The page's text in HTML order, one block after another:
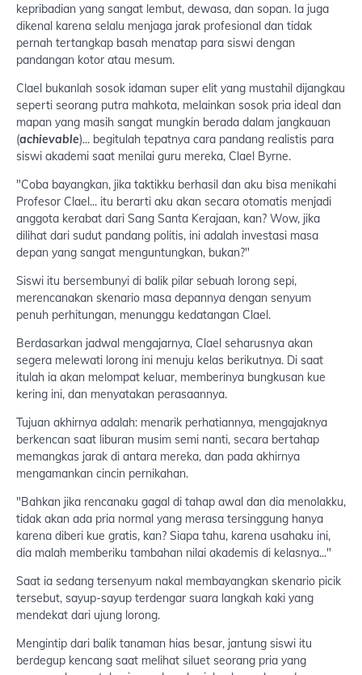
kepribadian yang sangat lembut, dewasa, dan sopan. Ia juga
dikenal karena selalu menjaga jarak profesional dan tidak
pernah tertangkap basah menatap para siswi dengan
pandangan kotor atau mesum.
Clael bukanlah sosok idaman super elit yang mustahil dijangkau
seperti seorang putra mahkota, melainkan sosok pria ideal dan
mapan yang masih sangat mungkin berada dalam jangkauan
(achievable)... begitulah tepatnya cara pandang realistis para
siswi akademi saat menilai guru mereka, Clael Byrne.
"Coba bayangkan, jika taktikku berhasil dan aku bisa menikahi
Profesor Clael... itu berarti aku akan secara otomatis menjadi
anggota kerabat dari Sang Santa Kerajaan, kan? Wow, jika
dilihat dari sudut pandang politis, ini adalah investasi masa
depan yang sangat menguntungkan, bukan?"
Siswi itu bersembunyi di balik pilar sebuah lorong sepi,
merencanakan skenario masa depannya dengan senyum
penuh perhitungan, menunggu kedatangan Clael.
Berdasarkan jadwal mengajarnya, Clael seharusnya akan
segera melewati lorong ini menuju kelas berikutnya. Di saat
itulah ia akan melompat keluar, memberinya bungkusan kue
kering ini, dan menyatakan perasaannya.
Tujuan akhirnya adalah: menarik perhatiannya, mengajaknya
berkencan saat liburan musim semi nanti, secara bertahap
memangkas jarak di antara mereka, dan pada akhirnya
mengamankan cincin pernikahan.
"Bahkan jika rencanaku gagal di tahap awal dan dia menolakku,
tidak akan ada pria normal yang merasa tersinggung hanya
karena diberi kue gratis, kan? Siapa tahu, karena usahaku ini,
dia malah memberiku tambahan nilai akademis di kelasnya..."
Saat ia sedang tersenyum nakal membayangkan skenario picik
tersebut, sayup-sayup terdengar suara langkah kaki yang
mendekat dari ujung lorong.
Mengintip dari balik tanaman hias besar, jantung siswi itu
berdegup kencang saat melihat siluet seorang pria yang